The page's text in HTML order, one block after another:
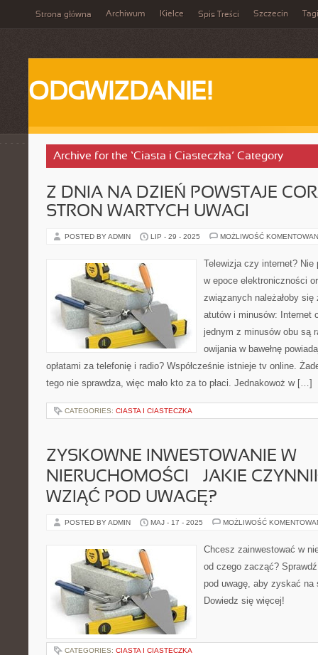
Strona główna Archiwum Kielce Spis Treści Szczecin Tagi
ODGWIZDANIE!
Archive for the ‘Ciasta i Ciasteczka’ Category
Z DNIA NA DZIEŃ POWSTAJE
STRON WARTYCH UWAGI
POSTED BY ADMIN LIP - 29 - 2025 MOŻLIWOŚĆ
Telewizja czy internet? Nie
w epoce elektroniczności
związanych należałoby
atutów i minusów: Internet
jednym z minusów obu są
owijania w bawełnę
opłatami za telefonię i radio? Współcześnie istnieje tv online.
tego nie sprawdza, więc mało kto za to płaci. Jednakowoż w […]
CATEGORIES: CIASTA I CIASTECZKA
ZYSKOWNE INWESTOWANIE W
NIERUCHOMOŚCI – JAKIE
WZIĄĆ POD UWAGĘ?
POSTED BY ADMIN MAJ - 17 - 2025 MOŻLIWOŚĆ
Chcesz zainwestować w
od czego zacząć?
pod uwagę, aby zyskać na
Dowiedz się więcej!
CATEGORIES: CIASTA I CIASTECZKA